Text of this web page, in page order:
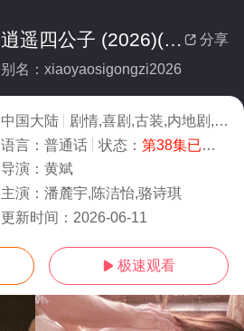
 分享
逍遥四公子 (2026)(全集)
别名：xiaoyaosigongzi2026
中国大陆
剧情,喜剧,古装,内地剧,内地
语言： 普通话 状态： 第38集已完结
导演： 黄斌
主演： 潘麓宇,陈洁怡,骆诗琪
更新时间： 2026-06-11
 极速观看